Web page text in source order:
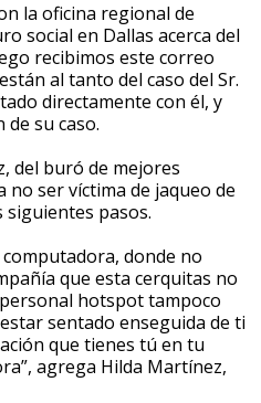
la oficina regional de
social en Dallas acerca del
recibimos este correo
al tanto del caso del Sr.
directamente con él, y
su caso.
del buró de mejores
no ser víctima de jaqueo de
siguientes pasos.
donde no
que esta cerquitas no
hotspot tampoco
sentado enseguida de ti
que tienes tú en tu
agrega Hilda Martínez,